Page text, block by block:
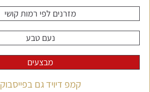
מזרנים לפי רמות קושי
נעם טבע
מבצעים
קמפ דיויד גם בפייסבוק